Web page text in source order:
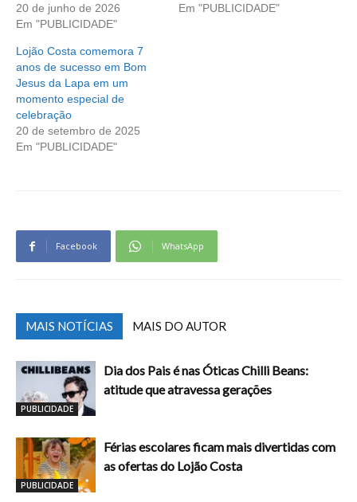
20 de junho de 2026
Em "PUBLICIDADE"
Em "PUBLICIDADE"
Lojão Costa comemora 7
anos de sucesso em Bom
Jesus da Lapa em um
momento especial de
celebração
20 de setembro de 2025
Em "PUBLICIDADE"
Facebook WhatsApp
MAIS NOTÍCIAS MAIS DO AUTOR
PUBLICIDADE
Dia dos Pais é nas Óticas Chilli Beans:
atitude que atravessa gerações
PUBLICIDADE
Férias escolares ficam mais divertidas com
as ofertas do Lojão Costa